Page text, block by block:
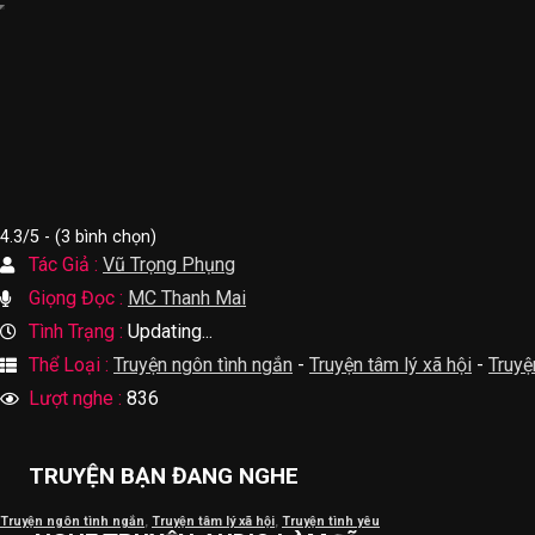
4.3/5 - (3 bình chọn)
Tác Giả : Vũ Trọng Phụng
Giọng Đọc : MC Thanh Mai
Tình Trạng : Updating...
Thể Loại : Truyện ngôn tình ngắn - Truyện tâm lý xã hội -
Lượt nghe : 836
TRUYỆN BẠN ĐANG NGHE
Truyện ngôn tình ngắn, Truyện tâm lý xã hội, Truyện tình yêu